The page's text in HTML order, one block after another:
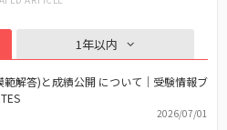
1年以内
範解答)と成績公開 について｜受験情報ブ
2026/07/01